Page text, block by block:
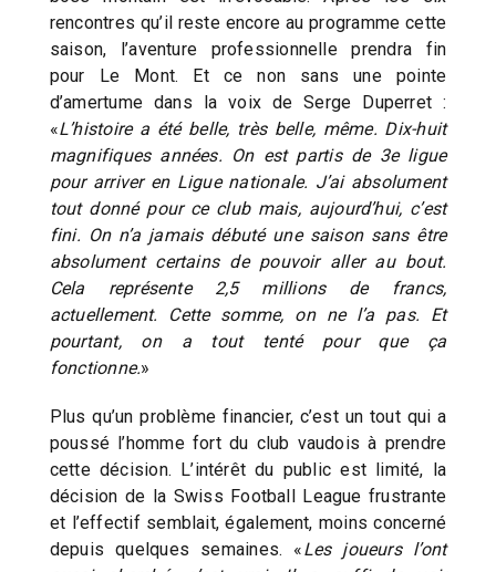
rencontres qu’il reste encore au programme cette
saison, l’aventure professionnelle prendra fin
pour Le Mont. Et ce non sans une pointe
d’amertume dans la voix de Serge Duperret :
«L’histoire a été belle, très belle, même. Dix-huit
magnifiques années. On est partis de 3e ligue
pour arriver en Ligue nationale. J’ai absolument
tout donné pour ce club mais, aujourd’hui, c’est
fini. On n’a jamais débuté une saison sans être
absolument certains de pouvoir aller au bout.
Cela représente 2,5 millions de francs,
actuellement. Cette somme, on ne l’a pas. Et
pourtant, on a tout tenté pour que ça
fonctionne.»
Plus qu’un problème financier, c’est un tout qui a
poussé l’homme fort du club vaudois à prendre
cette décision. L’intérêt du public est limité, la
décision de la Swiss Football League frustrante
et l’effectif semblait, également, moins concerné
depuis quelques semaines. «Les joueurs l’ont